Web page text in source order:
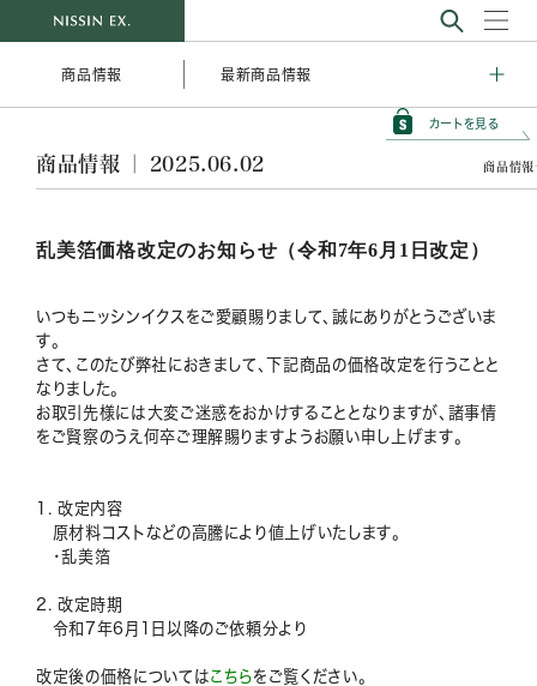
商品情報 最新商品情報
カートを見る
商品情報 ｜ 2025.06.02 商品情報
乱美箔価格改定のお知らせ（令和7年6月1日改定）
いつもニッシンイクスをご愛顧賜りまして、誠にありがとうございま
す。
さて、このたび弊社におきまして、下記商品の価格改定を行うことと
なりました。
お取引先様には大変ご迷惑をおかけすることとなりますが、諸事情
をご賢察のうえ何卒ご理解賜りますようお願い申し上げます。
1. 改定内容
原材料コストなどの高騰により値上げいたします。
・乱美箔
2. 改定時期
令和7年6月1日以降のご依頼分より
改定後の価格についてはこちらをご覧ください。